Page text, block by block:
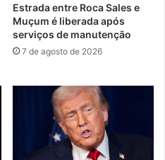
Estrada entre Roca Sales e
Muçum é liberada após
serviços de manutenção
7 de agosto de 2026